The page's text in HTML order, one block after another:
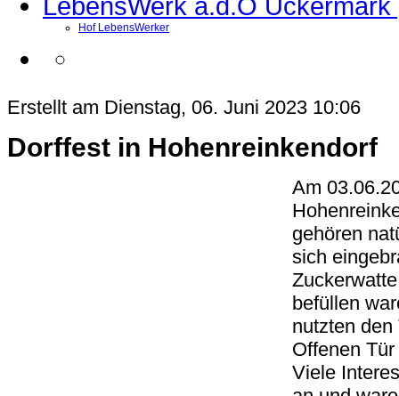
LebensWerk a.d.O Uckermark
Hof LebensWerker
Erstellt am Dienstag, 06. Juni 2023 10:06
Dorffest in Hohenreinkendorf
Am
gehören
sich
befüllen
nutzten den
Offenen
Viele